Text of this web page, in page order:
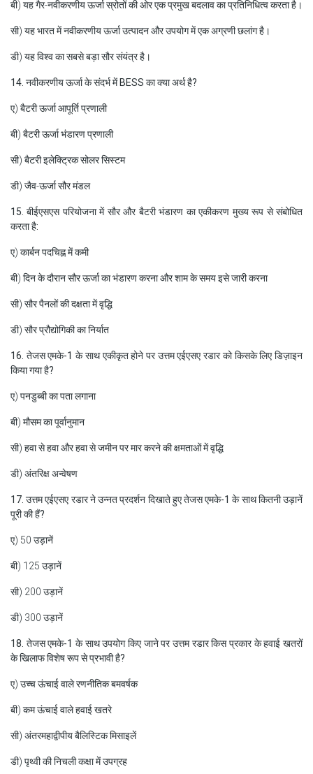
बी) यह गैर-नवीकरणीय ऊर्जा स्रोतों की ओर एक प्रमुख बदलाव का प्रतिनिधित्व करता है।
सी) यह भारत में नवीकरणीय ऊर्जा उत्पादन और उपयोग में एक अग्रणी छलांग है।
डी) यह विश्व का सबसे बड़ा सौर संयंत्र है।
14. नवीकरणीय ऊर्जा के संदर्भ में BESS का क्या अर्थ है?
ए) बैटरी ऊर्जा आपूर्ति प्रणाली
बी) बैटरी ऊर्जा भंडारण प्रणाली
सी) बैटरी इलेक्ट्रिक सोलर सिस्टम
डी) जैव-ऊर्जा सौर मंडल
15. बीईएसएस परियोजना में सौर और बैटरी भंडारण का एकीकरण मुख्य रूप से संबोधित
करता है:
ए) कार्बन पदचिह्न में कमी
बी) दिन के दौरान सौर ऊर्जा का भंडारण करना और शाम के समय इसे जारी करना
सी) सौर पैनलों की दक्षता में वृद्धि
डी) सौर प्रौद्योगिकी का निर्यात
16. तेजस एमके-1 के साथ एकीकृत होने पर उत्तम एईएसए रडार को किसके लिए डिज़ाइन
किया गया है?
ए) पनडुब्बी का पता लगाना
बी) मौसम का पूर्वानुमान
सी) हवा से हवा और हवा से जमीन पर मार करने की क्षमताओं में वृद्धि
डी) अंतरिक्ष अन्वेषण
17. उत्तम एईएसए रडार ने उन्नत प्रदर्शन दिखाते हुए तेजस एमके-1 के साथ कितनी उड़ानें
पूरी की हैं?
ए) 50 उड़ानें
बी) 125 उड़ानें
सी) 200 उड़ानें
डी) 300 उड़ानें
18. तेजस एमके-1 के साथ उपयोग किए जाने पर उत्तम रडार किस प्रकार के हवाई खतरों
के खिलाफ विशेष रूप से प्रभावी है?
ए) उच्च ऊंचाई वाले रणनीतिक बमवर्षक
बी) कम ऊंचाई वाले हवाई खतरे
सी) अंतरमहाद्वीपीय बैलिस्टिक मिसाइलें
डी) पृथ्वी की निचली कक्षा में उपग्रह